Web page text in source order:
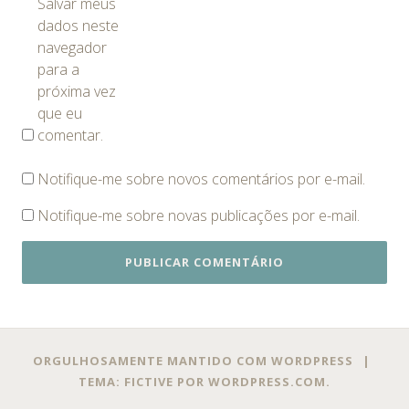
dados neste
navegador
para a
próxima vez
que eu
comentar.
Notifique-me sobre novos comentários por e-mail.
Notifique-me sobre novas publicações por e-mail.
ORGULHOSAMENTE MANTIDO COM WORDPRESS
|
TEMA: FICTIVE POR WORDPRESS.COM.